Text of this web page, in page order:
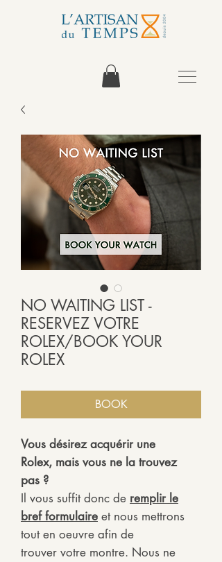
NO WAITING LIST -
RESERVEZ VOTRE
ROLEX/BOOK YOUR
ROLEX
BOOK
Vous désirez acquérir une
Rolex, mais vous ne la trouvez
pas ?
Il vous suffit donc de remplir le
bref formulaire et nous mettrons
tout en oeuvre afin de
trouver votre montre. Nous ne